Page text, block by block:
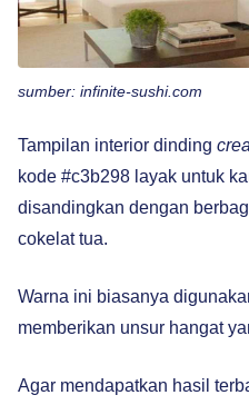
sumber: infinite-sushi.com
Tampilan interior dinding
kode #c3b298 layak untuk
disandingkan dengan
cokelat tua.
Warna ini biasanya
memberikan unsur hangat
Agar mendapatkan hasil